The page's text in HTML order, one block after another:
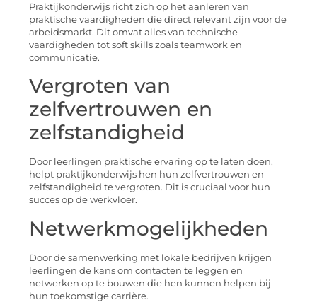
Praktijkonderwijs richt zich op het aanleren van
praktische vaardigheden die direct relevant zijn voor de
arbeidsmarkt. Dit omvat alles van technische
vaardigheden tot soft skills zoals teamwork en
communicatie.
Vergroten van
zelfvertrouwen en
zelfstandigheid
Door leerlingen praktische ervaring op te laten doen,
helpt praktijkonderwijs hen hun zelfvertrouwen en
zelfstandigheid te vergroten. Dit is cruciaal voor hun
succes op de werkvloer.
Netwerkmogelijkheden
Door de samenwerking met lokale bedrijven krijgen
leerlingen de kans om contacten te leggen en
netwerken op te bouwen die hen kunnen helpen bij
hun toekomstige carrière.